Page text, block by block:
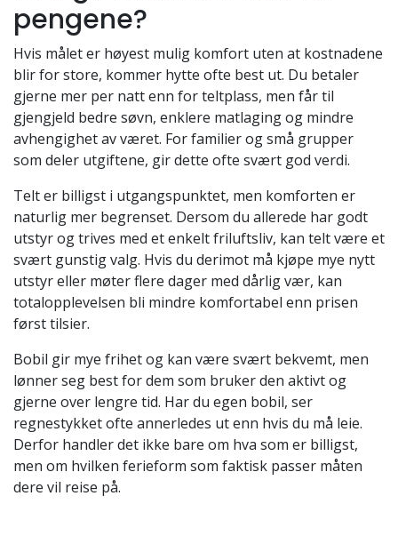
pengene?
Hvis målet er høyest mulig komfort uten at kostnadene
blir for store, kommer hytte ofte best ut. Du betaler
gjerne mer per natt enn for teltplass, men får til
gjengjeld bedre søvn, enklere matlaging og mindre
avhengighet av været. For familier og små grupper
som deler utgiftene, gir dette ofte svært god verdi.
Telt er billigst i utgangspunktet, men komforten er
naturlig mer begrenset. Dersom du allerede har godt
utstyr og trives med et enkelt friluftsliv, kan telt være et
svært gunstig valg. Hvis du derimot må kjøpe mye nytt
utstyr eller møter flere dager med dårlig vær, kan
totalopplevelsen bli mindre komfortabel enn prisen
først tilsier.
Bobil gir mye frihet og kan være svært bekvemt, men
lønner seg best for dem som bruker den aktivt og
gjerne over lengre tid. Har du egen bobil, ser
regnestykket ofte annerledes ut enn hvis du må leie.
Derfor handler det ikke bare om hva som er billigst,
men om hvilken ferieform som faktisk passer måten
dere vil reise på.